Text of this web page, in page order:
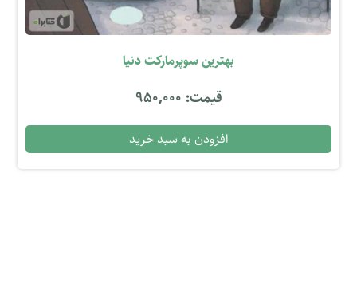
بهترین سوپرمارکت دنیا
قیمت: 950,000